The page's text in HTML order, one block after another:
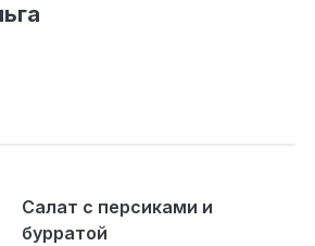
Салат с персиками и
бурратой